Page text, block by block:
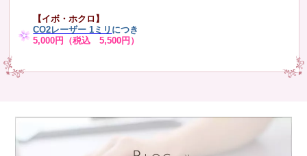
【イボ・ホクロ】
CO2レーザー 1ミリ につき
5,000円（税込 5,500円）